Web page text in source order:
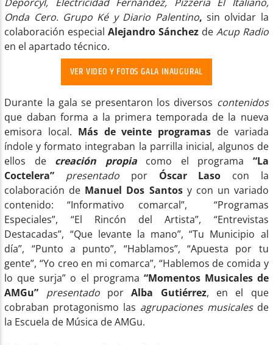
Deporcyl, Electricidad Fernández, Pizzeria El Italiano,
Onda Cero. Grupo Ké y Diario Palentino, sin olvidar la
colaboración especialAlejandro Sánchez de Acup Radio
en el apartado técnico.
VER VIDEO Y FOTOS GALA INAUGURAL
Durante la gala se presentaron los diversos contenidos
que daban forma a la primera temporada de la nueva
emisora local. Más de veinte programas de variada
índole y formato integraban la parrilla inicial, algunos de
ellos de creación propia como el programa “La
Coctelera” presentado porÓscar Laso con la
colaboración de Manuel Dos Santos y con un variado
contenido: “Informativo comarcal”, “Programas
Especiales”, “El Rincón del Artista”, “Entrevistas
Destacadas”, “Que levante la mano”, “Tu Municipio al
día”, “Punto a punto”, “Hablamos”, “Apuesta por tu
gente”, “Yo creo en mi comarca”, “Hablemos de comida y
lo que surja” o el programa “Momentos Musicales de
AMGu”
presentadoporAlba Gutiérrez, en el que
cobraban protagonismo las agrupaciones musicalesde
la Escuela de Música de AMGu.